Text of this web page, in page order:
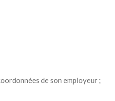
de son employeur ;